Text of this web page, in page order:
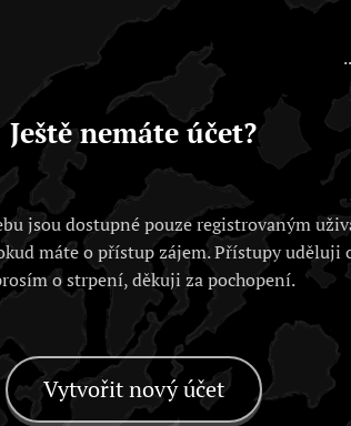
Ještě nemáte účet?
jsou dostupné pouze registrovaným
máte o přístup zájem. Přístupy uděluji
o strpení, děkuji za pochopení.
Vytvořit nový účet